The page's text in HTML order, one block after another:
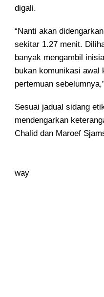
digali.
“Nanti akan
sekitar 1.27 menit.
banyak mengambil
bukan komunikasi awal
pertemuan
Sesuai jadual sidang
mendengarkan
Chalid dan Maroef
way